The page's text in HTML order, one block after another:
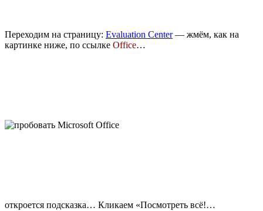
Переходим на страницу: Evaluation Center— жмём, как на
картинке ниже, по ссылке Office…
откроется подсказка… Кликаем «Посмотреть всё!…